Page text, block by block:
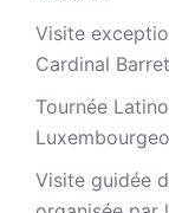
Visite
Cardinal
Tournée
Visite guidée